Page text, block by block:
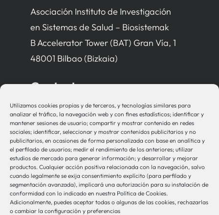
Utilizamos cookies propias y de terceros, y tecnologías similares para
analizar el tráfico, la navegación web y con fines estadísticos; identificar y
mantener sesiones de usuario; compartir y mostrar contenido en redes
sociales; identificar, seleccionar y mostrar contenidos publicitarios y no
publicitarios, en ocasiones de forma personalizada con base en analítica y
el perfilado de usuarios; medir el rendimiento de los anteriores; utilizar
estudios de mercado para generar información; y desarrollar y mejorar
productos. Cualquier acción positiva relacionada con la navegación, salvo
cuando legalmente se exija consentimiento explícito (para perfilado y
segmentación avanzada), implicará una autorización para su instalación de
conformidad con lo indicado en nuestra Política de Cookies.
Adicionalmente, puedes aceptar todas o algunas de las cookies, rechazarlas
o cambiar la configuración y preferencias
Asociación Instituto de Investigación
en Sistemas de Salud – Biosistemak
B Accelerator Tower (BAT) Gran Vía, 1
48001 Bilbao (Bizkaia)
Contacto
bio-sistemak@bio-sistemak.eus
944 00 77 90
Otros Enlaces
Osakidetza